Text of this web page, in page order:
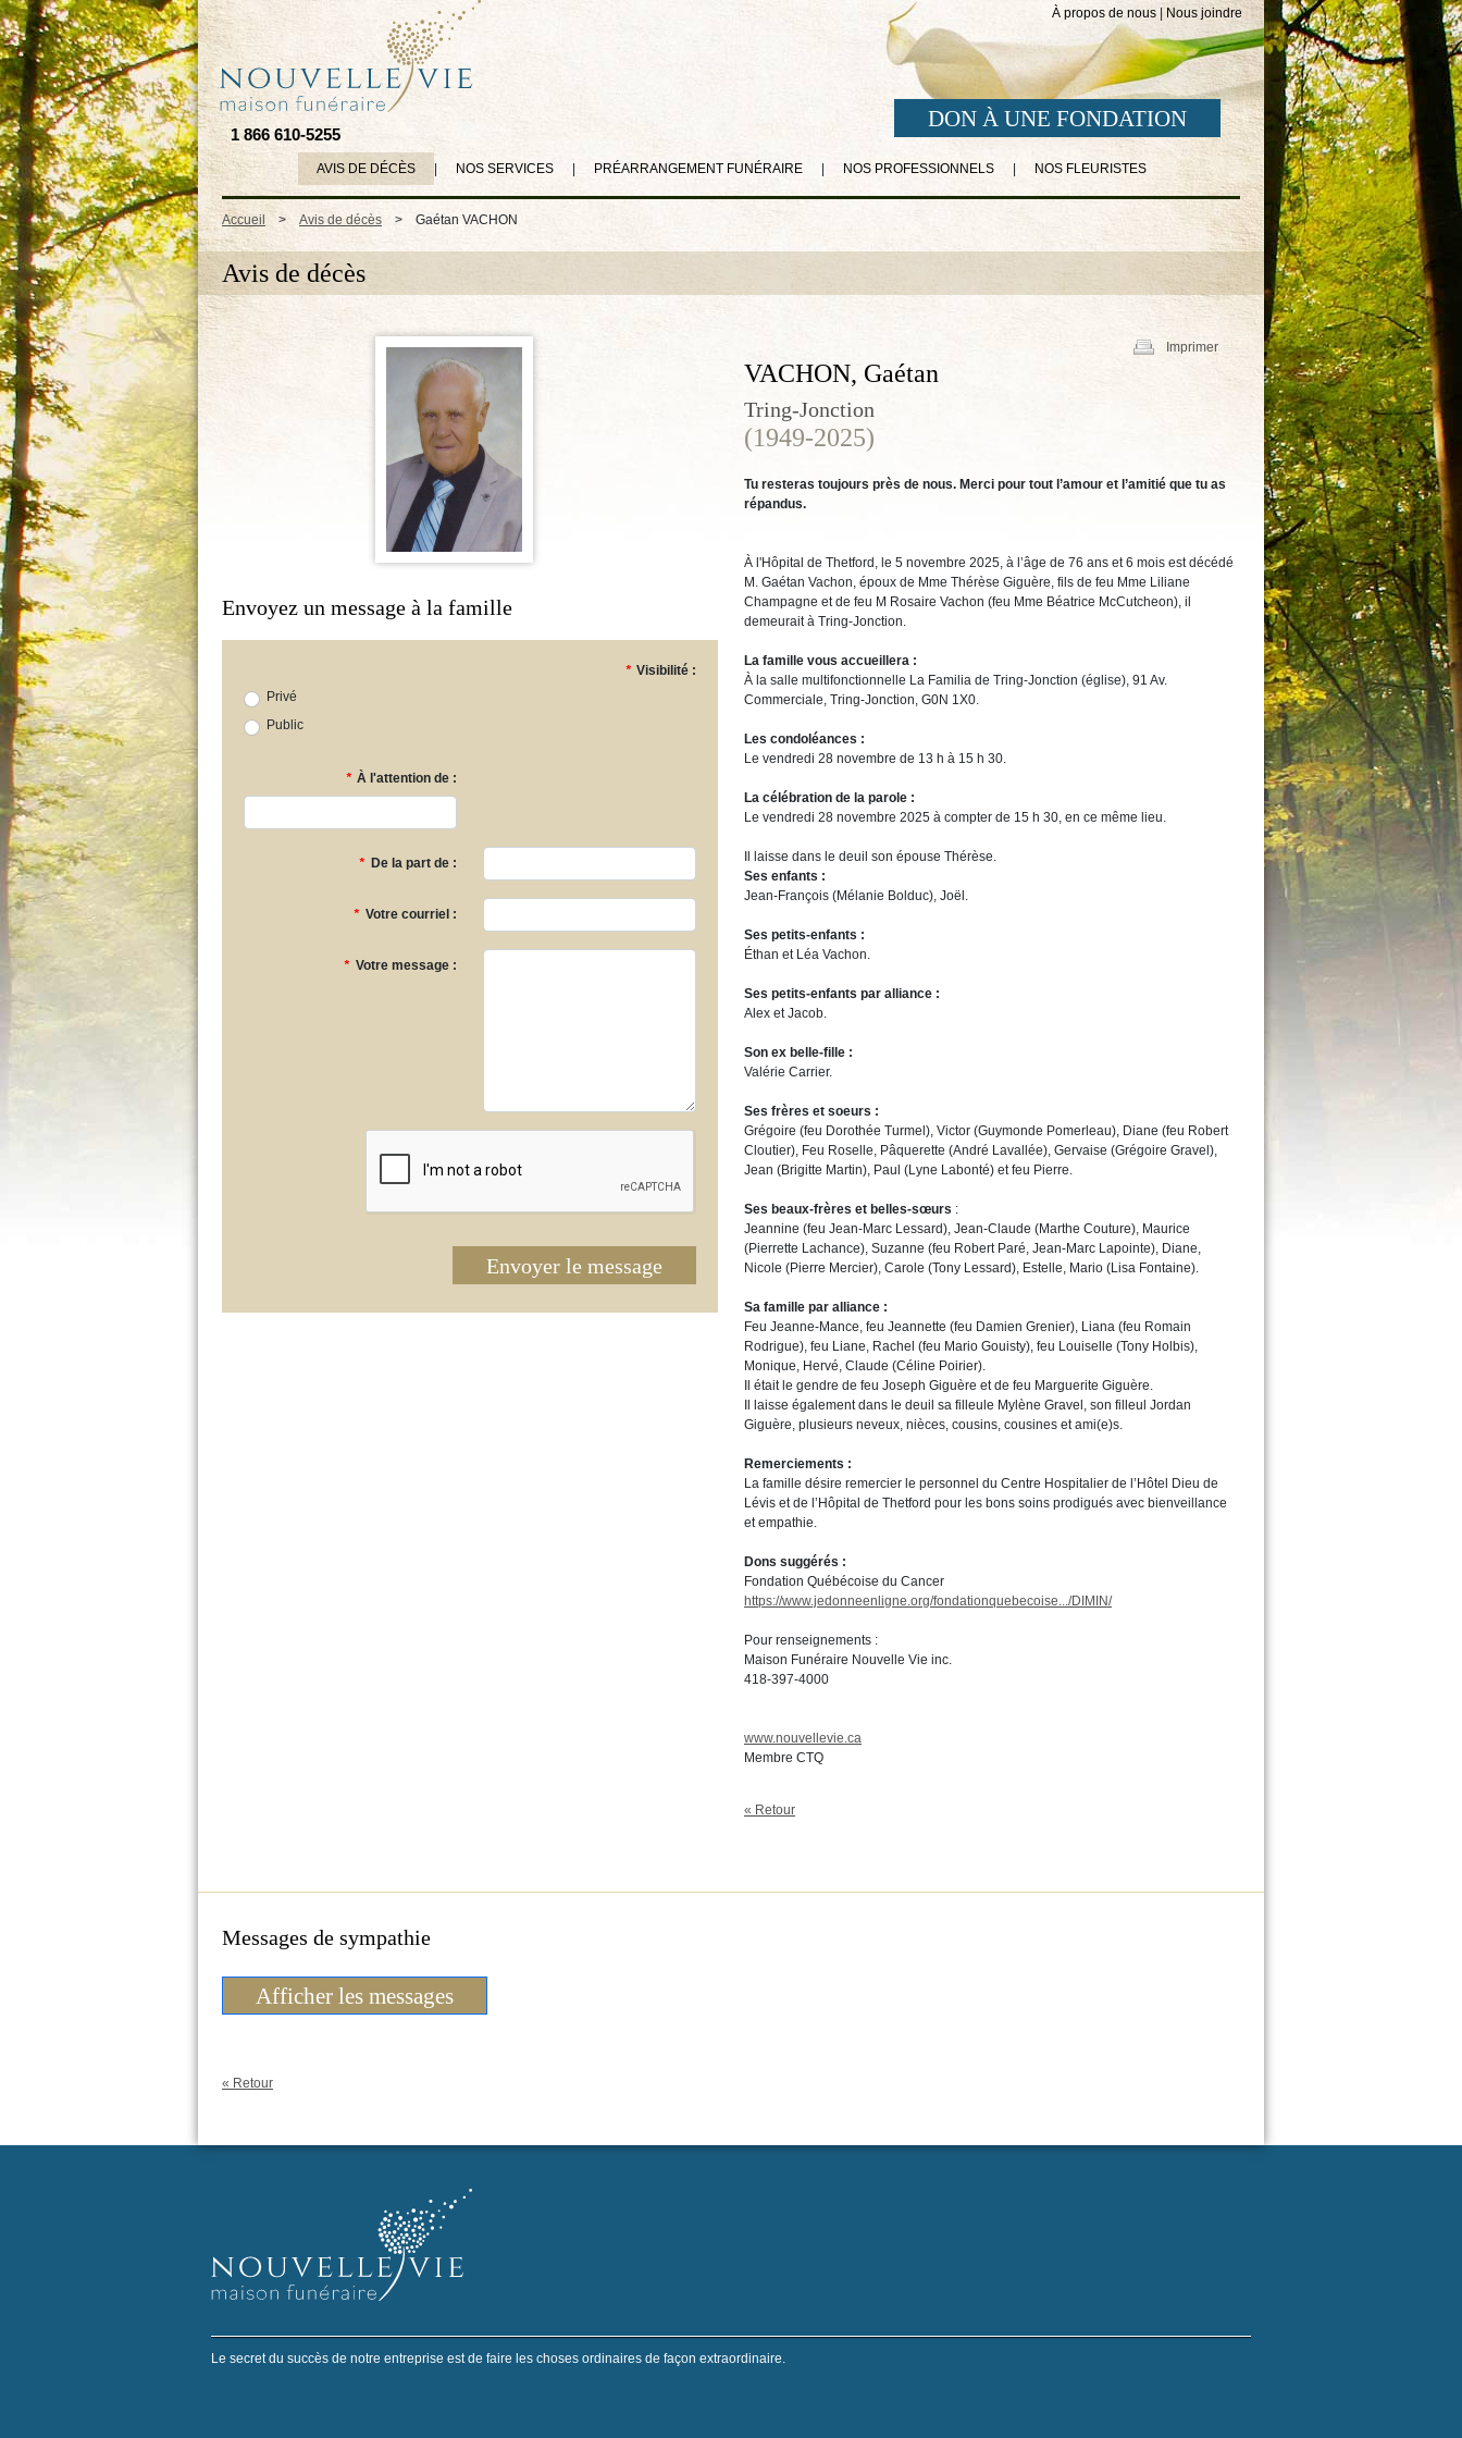
À propos de nous Nous joindre
1 866 610-5255
DON À UNE FONDATION
AVIS DE DÉCÈS NOS SERVICES PRÉARRANGEMENT FUNÉRAIRE NOS PROFESSIONNELS NOS FLEURISTES
Accueil > Avis de décès > Gaétan VACHON
Avis de décès
Envoyez un message à la famille
* Visibilité :
Privé
Public
* À l'attention de :
* De la part de :
* Votre courriel :
* Votre message :
Envoyer le message
Imprimer
VACHON, Gaétan
Tring-Jonction
(1949-2025)
Tu resteras toujours près de nous. Merci pour tout l’amour et l’amitié que tu as
répandus.
À l'Hôpital de Thetford, le 5 novembre 2025, à l’âge de 76 ans et 6 mois est décédé
M. Gaétan Vachon, époux de Mme Thérèse Giguère, fils de feu Mme Liliane
Champagne et de feu M Rosaire Vachon (feu Mme Béatrice McCutcheon), il
demeurait à Tring-Jonction.
La famille vous accueillera :
À la salle multifonctionnelle La Familia de Tring-Jonction (église), 91 Av.
Commerciale, Tring-Jonction, G0N 1X0.
Les condoléances :
Le vendredi 28 novembre de 13 h à 15 h 30.
La célébration de la parole :
Le vendredi 28 novembre 2025 à compter de 15 h 30, en ce même lieu.
Il laisse dans le deuil son épouse Thérèse.
Ses enfants :
Jean-François (Mélanie Bolduc), Joël.
Ses petits-enfants :
Éthan et Léa Vachon.
Ses petits-enfants par alliance :
Alex et Jacob.
Son ex belle-fille :
Valérie Carrier.
Ses frères et soeurs :
Grégoire (feu Dorothée Turmel), Victor (Guymonde Pomerleau), Diane (feu Robert
Cloutier), Feu Roselle, Pâquerette (André Lavallée), Gervaise (Grégoire Gravel),
Jean (Brigitte Martin), Paul (Lyne Labonté) et feu Pierre.
Ses beaux-frères et belles-sœurs :
Jeannine (feu Jean-Marc Lessard), Jean-Claude (Marthe Couture), Maurice
(Pierrette Lachance), Suzanne (feu Robert Paré, Jean-Marc Lapointe), Diane,
Nicole (Pierre Mercier), Carole (Tony Lessard), Estelle, Mario (Lisa Fontaine).
Sa famille par alliance :
Feu Jeanne-Mance, feu Jeannette (feu Damien Grenier), Liana (feu Romain
Rodrigue), feu Liane, Rachel (feu Mario Gouisty), feu Louiselle (Tony Holbis),
Monique, Hervé, Claude (Céline Poirier).
Il était le gendre de feu Joseph Giguère et de feu Marguerite Giguère.
Il laisse également dans le deuil sa filleule Mylène Gravel, son filleul Jordan
Giguère, plusieurs neveux, nièces, cousins, cousines et ami(e)s.
Remerciements :
La famille désire remercier le personnel du Centre Hospitalier de l’Hôtel Dieu de
Lévis et de l’Hôpital de Thetford pour les bons soins prodigués avec bienveillance
et empathie.
Dons suggérés :
Fondation Québécoise du Cancer
https://www.jedonneenligne.org/fondationquebecoise.../DIMIN/
Pour renseignements :
Maison Funéraire Nouvelle Vie inc.
418-397-4000
www.nouvellevie.ca
Membre CTQ
« Retour
Messages de sympathie
Afficher les messages
« Retour
Le secret du succès de notre entreprise est de faire les choses ordinaires de façon extraordinaire.